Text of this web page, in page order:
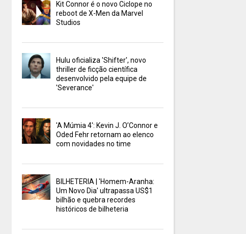
Kit Connor é o novo Ciclope no
reboot de X-Men da Marvel
Studios
Hulu oficializa 'Shifter', novo
thriller de ficção científica
desenvolvido pela equipe de
'Severance'
'A Múmia 4': Kevin J. O’Connor e
Oded Fehr retornam ao elenco
com novidades no time
BILHETERIA | 'Homem-Aranha:
Um Novo Dia' ultrapassa US$1
bilhão e quebra recordes
históricos de bilheteria